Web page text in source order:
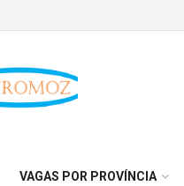
VAGAS POR PROVÍNCIA